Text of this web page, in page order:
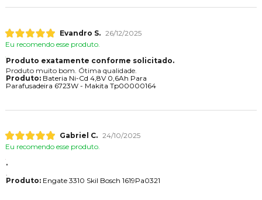
Evandro S. 26/12/2025
Eu recomendo esse produto.
Produto exatamente conforme solicitado.
Produto muito bom. Ótima qualidade.
Produto:Bateria Ni-Cd 4,8V 0,6Ah Para
Parafusadeira 6723W - Makita Tp00000164
Gabriel C. 24/10/2025
Eu recomendo esse produto.
.
Produto:Engate 3310 Skil Bosch 1619Pa0321